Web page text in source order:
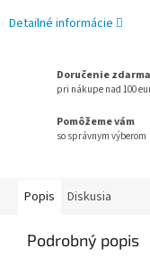
Detailné informácie
Doručenie zdarma
pri nákupe nad 100
Pomôžeme vám
so správnym výberom
Popis Diskusia
Podrobný popis